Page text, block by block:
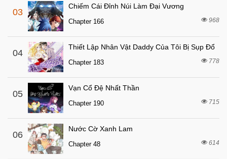
Chapter 30
Chapter 29
Chapter 28 8 tháng trước
Chapter 27 8 tháng trước
Chapter 26
Chapter 25 8 tháng trước
Chapter 24
Chapter 23 8 tháng trước
Chapter 22
Chapter 21
03
Chiếm Cái Đỉnh Núi Làm Đại Vương
Chapter 166 968
04
Thiết Lập Nhân Vật Daddy Của Tôi Bị Sụp Đổ
Chapter 183 778
05
Vạn Cổ Đệ Nhất Thần
Chapter 190 715
06
Nước Cờ Xanh Lam
Chapter 48 614